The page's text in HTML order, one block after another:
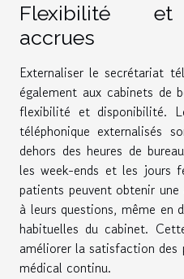
Flexibilité et
accrues
Externaliser le secrétariat
également aux cabinets de
flexibilité et disponibilité.
téléphonique externalisés
dehors des heures de
les week-ends et les jours
patients peuvent obtenir
à leurs questions, même en
habituelles du cabinet.
améliorer la satisfaction
médical continu.